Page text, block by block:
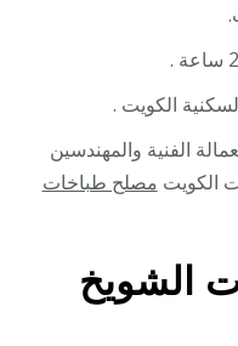
الكويت .
الفنية والمهندسين
الكويت مصلح طباخات
الشويخ